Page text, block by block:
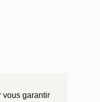
vous garantir